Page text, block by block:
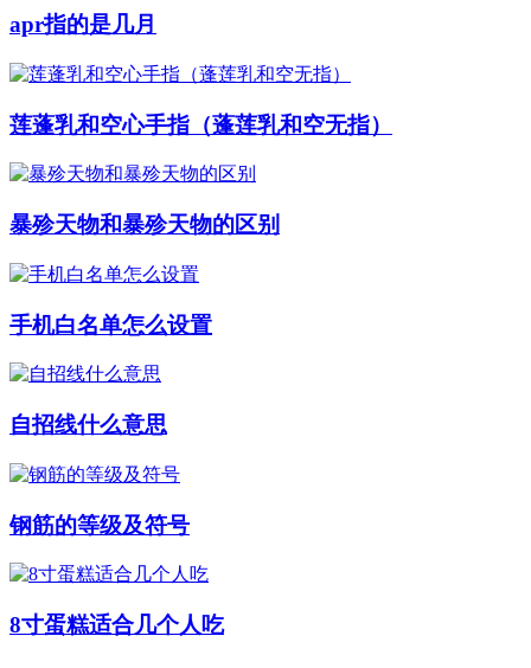
apr指的是几月
莲蓬乳和空心手指（蓬莲乳和空无指）
暴殄天物和暴殄天物的区别
手机白名单怎么设置
自招线什么意思
钢筋的等级及符号
8寸蛋糕适合几个人吃